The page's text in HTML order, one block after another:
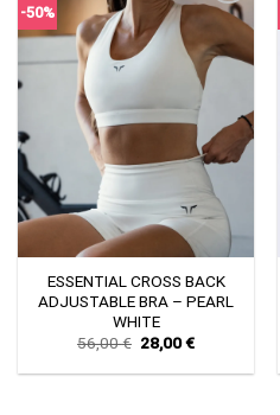
-50%
Πρόσθήκη
στην λίστα
επιθυμιών
ESSENTIAL CROSS BACK
ADJUSTABLE BRA – PEARL
WHITE
56,00€ Original
price
was:
28,00€Current
is: